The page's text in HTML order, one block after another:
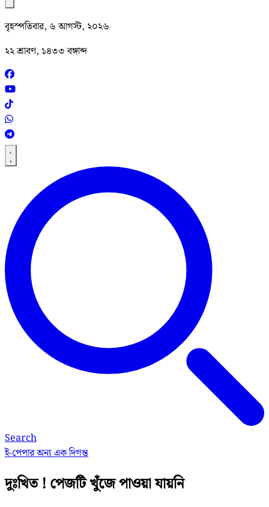
বৃহস্পতিবার, ৬ আগস্ট, ২০২৬
২২ শ্রাবণ, ১৪৩৩ বঙ্গাব্দ
Search
ই-পেপারঅন্য এক দিগন্ত
দুঃখিত ! পেজটি খুঁজে পাওয়া যায়নি